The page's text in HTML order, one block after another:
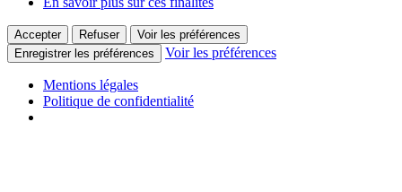
Accepter Refuser
Voir les préférences
Enregistrer les préférences
Voir les préférences
Mentions légales
Politique de confidentialité